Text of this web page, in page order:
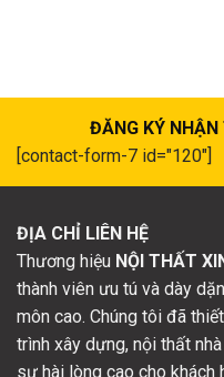
ĐĂNG KÝ NHẬN
[contact-form-7 id="120"]
ĐỊA CHỈ LIÊN HỆ
Thương hiệu NỘI THẤT
thành viên ưu tú và dày
môn cao. Chúng tôi đã
trình xây dựng, nội thất
sự hài lòng cao cho khách